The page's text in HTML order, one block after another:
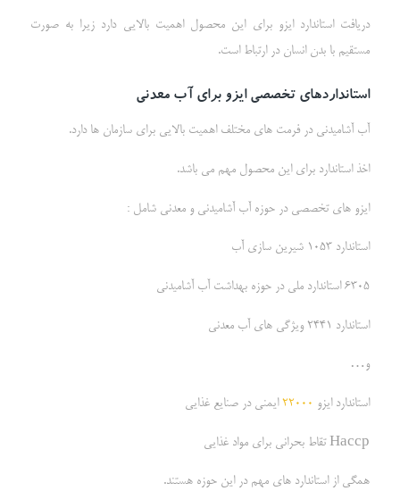
دریافت استاندارد ایزو برای این محصول اهمیت بالایی دارد زیرا به صورت
مستقیم با بدن انسان در ارتباط است.
استانداردهای تخصصی ایزو برای آب معدنی
آب آشامیدنی در فرمت های مختلف اهمیت بالایی برای سازمان ها دارد.
اخذ استاندارد برای این محصول مهم می باشد.
ایزو های تخصصی در حوزه آب آشامیدنی و معدنی شامل :
استاندارد 1053 شیرین سازی آب
6305 استاندارد ملی در حوزه بهداشت آب آشامیدنی
استاندارد 2441 ویژگی های آب معدنی
و…
استاندارد ایزو 22000ایمنی در صنایع غذایی
Haccp تقاط بحرانی برای مواد غذایی
همگی از استاندارد های مهم در این حوزه هستند.